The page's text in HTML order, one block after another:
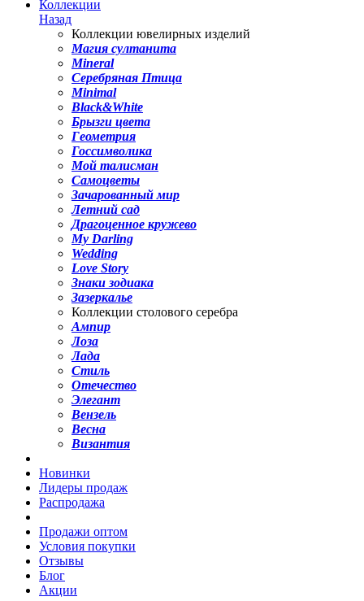
Коллекции
Назад
Коллекции ювелирных изделий
Магия султанита
Mineral
Серебряная Птица
Minimal
Black&White
Брызги цвета
Геометрия
Госсимволика
Мой талисман
Самоцветы
Зачарованный мир
Летний сад
Драгоценное кружево
My Darling
Wedding
Love Story
Знаки зодиака
Зазеркалье
Коллекции столового серебра
Ампир
Лоза
Лада
Стиль
Отечество
Элегант
Вензель
Весна
Византия
Новинки
Лидеры продаж
Распродажа
Продажи оптом
Условия покупки
Отзывы
Блог
Акции